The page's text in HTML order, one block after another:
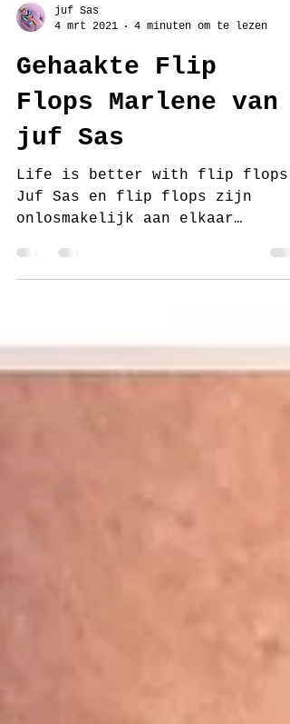
4 mrt 2021
4 minuten om te lezen
Gehaakte Flip
Flops Marlene van
juf Sas
Life is better with flip flops.
onlosmakelijk aan elkaar
verbonden. En wat kijk ik er